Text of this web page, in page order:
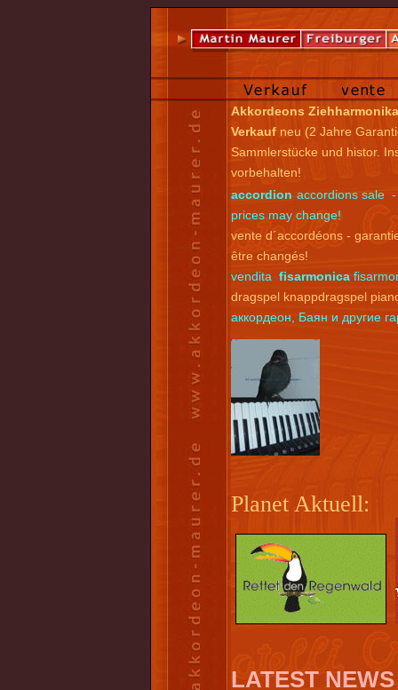
Akkordeons
Verkauf neu (2 Jahre
Sammlerstücke und histor.
vorbehalten!
accordion accordions sale -
prices may change!
vente d´accordéons -
être changés!
vendita fisarmonica
dragspel knappdragspel
аккордеон, Баян и другие
Planet Aktuell:
LATEST NEWS